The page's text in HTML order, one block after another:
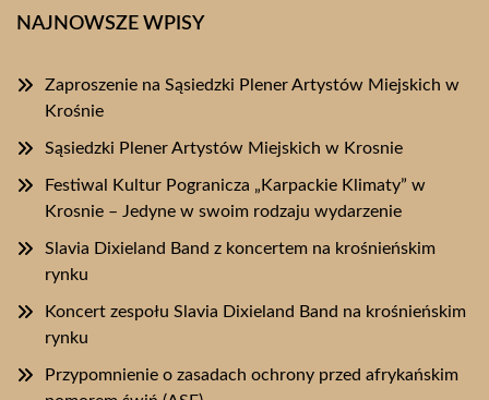
NAJNOWSZE WPISY
Zaproszenie na Sąsiedzki Plener Artystów Miejskich w
Krośnie
Sąsiedzki Plener Artystów Miejskich w Krosnie
Festiwal Kultur Pogranicza „Karpackie Klimaty” w
Krosnie – Jedyne w swoim rodzaju wydarzenie
Slavia Dixieland Band z koncertem na krośnieńskim
rynku
Koncert zespołu Slavia Dixieland Band na krośnieńskim
rynku
Przypomnienie o zasadach ochrony przed afrykańskim